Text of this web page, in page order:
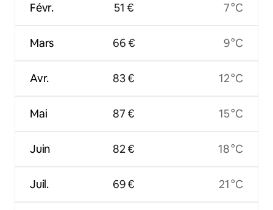
Févr.
Mars
Avr.
Mai
Juin
Juil.
51 €
66 €
83 €
87 €
82 €
69 €
7 °C
9 °C
12 °C
15 °C
18 °C
21 °C